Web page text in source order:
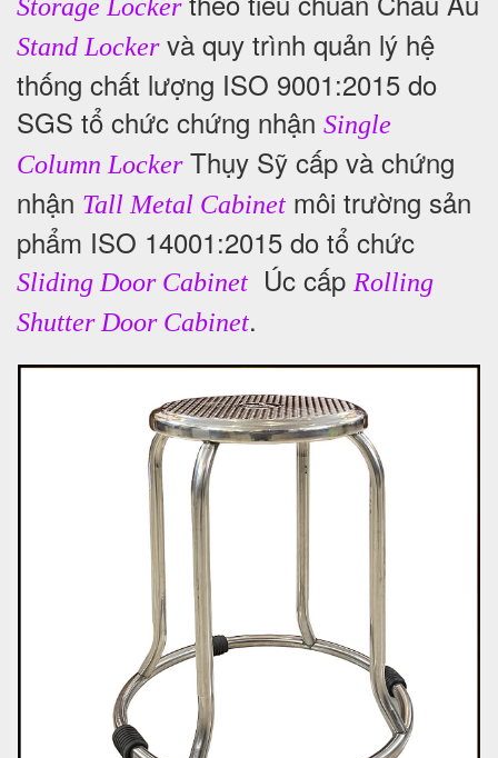
Storage Locker
Stand Lockervà quy trình quản lý hệ
thống chất lượng ISO 9001:2015 do
SGS tổ chức chứng nhận Single
Column LockerThụy Sỹ cấp và chứng
nhận Tall Metal Cabinet môi trường sản
phẩm ISO 14001:2015 do tổ chức
Sliding Door Cabinet Úc cấp Rolling
Shutter Door Cabinet.